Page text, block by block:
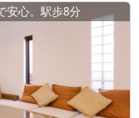
安心。駅歩8分